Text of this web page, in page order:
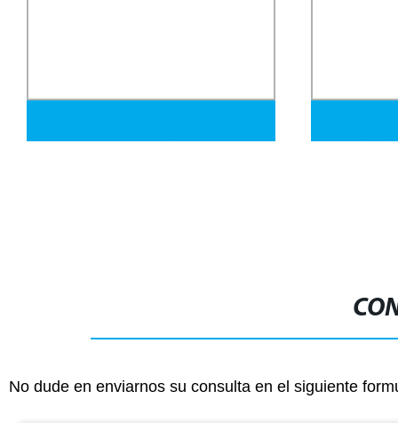
No dude en enviarnos su consulta en el siguiente